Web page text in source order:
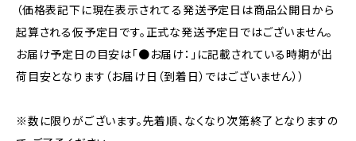
（価格表記下に現在表示されてる発送予定日は商品公開日から
起算される仮予定日です。正式な発送予定日ではございません。
お届け予定日の目安は「●お届け：」に記載されている時期が出
荷目安となります（お届け日（到着日）ではございません））
※数に限りがございます。先着順、なくなり次第終了となりますの